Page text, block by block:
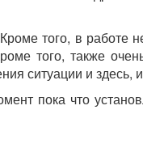
того, в
того, также
ситуации и здесь,
пока что